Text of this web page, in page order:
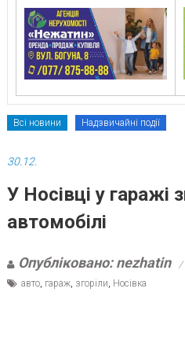
Всі новини Надзвичайні події
30.12.
У Носівці у гаражі
автомобілі
Опубліковано: nezhatin
авто, гараж, згоріли, Носівка